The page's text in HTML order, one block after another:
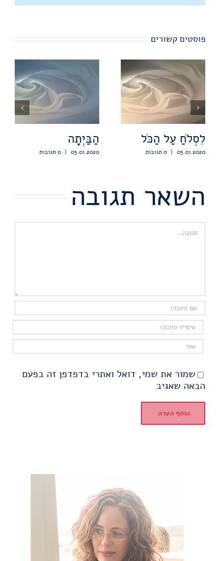
פוסטים קשורים
הַבַּיְתָה
05.01.2020
| 0 תגובות
לִסְלֹחַ עַל הַכֹּל
05.01.2020
| 0 תגובות
השאר תגובה
שמור את שמי, דואל ואתרי בדפדפן זה בפעם
הבאה שאגיב